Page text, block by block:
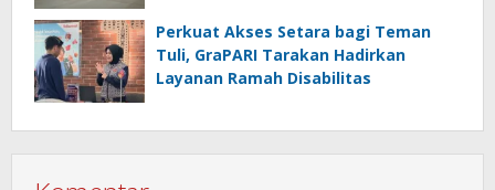
Perkuat Akses Setara bagi Teman
Tuli, GraPARI Tarakan Hadirkan
Layanan Ramah Disabilitas